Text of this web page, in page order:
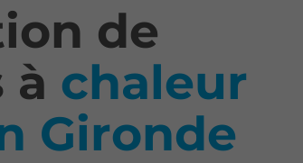
de
à chaleur
Gironde